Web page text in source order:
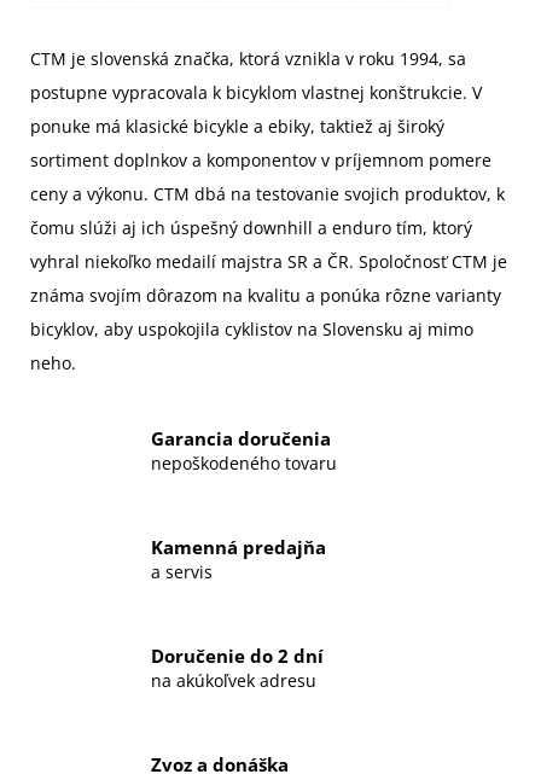
CTM je slovenská značka, ktorá vznikla v roku 1994, sa
postupne vypracovala k bicyklom vlastnej konštrukcie. V
ponuke má klasické bicykle a ebiky, taktiež aj široký
sortiment doplnkov a komponentov v príjemnom pomere
ceny a výkonu. CTM dbá na testovanie svojich produktov, k
čomu slúži aj ich úspešný downhill a enduro tím, ktorý
vyhral niekoľko medailí majstra SR a ČR. Spoločnosť CTM je
známa svojím dôrazom na kvalitu a ponúka rôzne varianty
bicyklov, aby uspokojila cyklistov na Slovensku aj mimo
neho.
Garancia doručenia
nepoškodeného tovaru
Kamenná predajňa
a servis
Doručenie do 2 dní
na akúkoľvek adresu
Zvoz a donáška